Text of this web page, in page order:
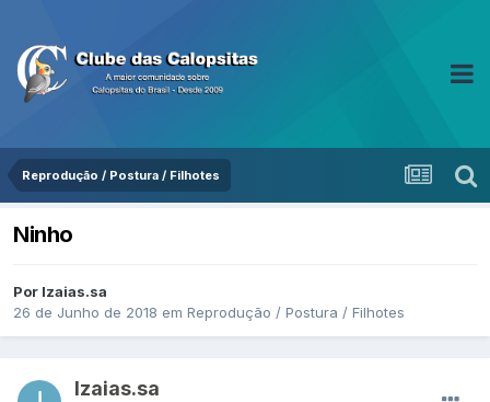
Reprodução / Postura / Filhotes
Ninho
Por Izaias.sa
26 de Junho de 2018 em Reprodução / Postura / Filhotes
Izaias.sa